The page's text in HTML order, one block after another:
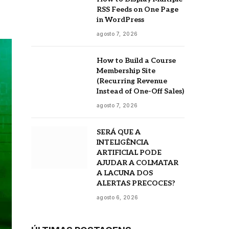
RSS Feeds on One Page
in WordPress
agosto 7, 2026
How to Build a Course
Membership Site
(Recurring Revenue
Instead of One-Off Sales)
agosto 7, 2026
SERÁ QUE A
INTELIGÊNCIA
ARTIFICIAL PODE
AJUDAR A COLMATAR
A LACUNA DOS
ALERTAS PRECOCES?
agosto 6, 2026